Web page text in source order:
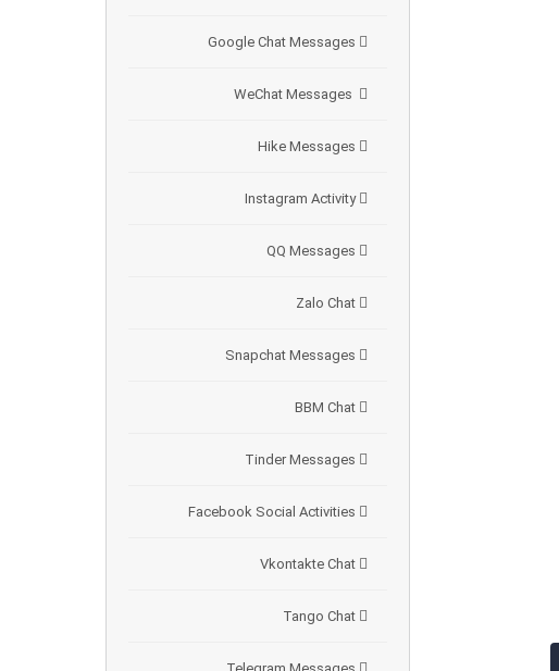
Google Chat Messages
Hike Messages
Instagram Activity
QQ Messages
Zalo Chat
Snapchat Messages
BBM Chat
Tinder Messages
Facebook Social Activities
Vkontakte Chat
Tango Chat